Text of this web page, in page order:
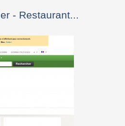
- Restaurant...